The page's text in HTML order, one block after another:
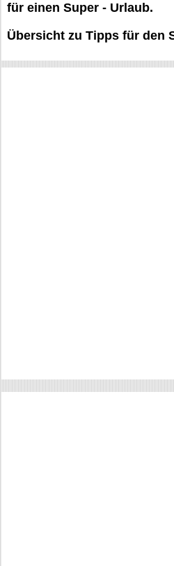
für einen Super - Urlaub.
Übersicht zu Tipps für den